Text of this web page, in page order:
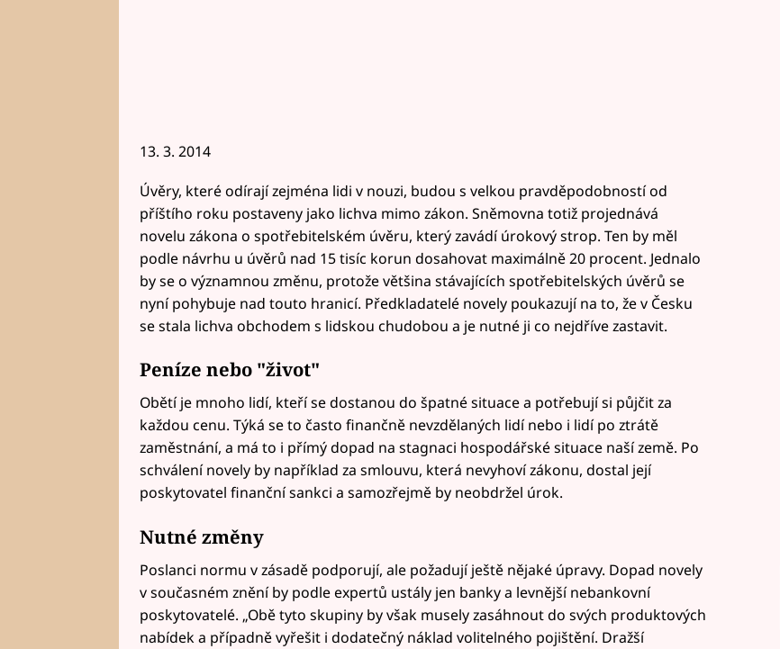
13. 3. 2014
Úvěry, které odírají zejména lidi v nouzi, budou s velkou pravděpodobností od
příštího roku postaveny jako lichva mimo zákon. Sněmovna totiž projednává
novelu zákona o spotřebitelském úvěru, který zavádí úrokový strop. Ten by měl
podle návrhu u úvěrů nad 15 tisíc korun dosahovat maximálně 20 procent. Jednalo
by se o významnou změnu, protože většina stávajících spotřebitelských úvěrů se
nyní pohybuje nad touto hranicí. Předkladatelé novely poukazují na to, že v Česku
se stala lichva obchodem s lidskou chudobou a je nutné ji co nejdříve zastavit.
Peníze nebo "život"
Obětí je mnoho lidí, kteří se dostanou do špatné situace a potřebují si půjčit za
každou cenu. Týká se to často finančně nevzdělaných lidí nebo i lidí po ztrátě
zaměstnání, a má to i přímý dopad na stagnaci hospodářské situace naší země. Po
schválení novely by například za smlouvu, která nevyhoví zákonu, dostal její
poskytovatel finanční sankci a samozřejmě by neobdržel úrok.
Nutné změny
Poslanci normu v zásadě podporují, ale požadují ještě nějaké úpravy. Dopad novely
v současném znění by podle expertů ustály jen banky a levnější nebankovní
poskytovatelé. „Obě tyto skupiny by však musely zasáhnout do svých produktových
nabídek a případně vyřešit i dodatečný náklad volitelného pojištění. Dražší